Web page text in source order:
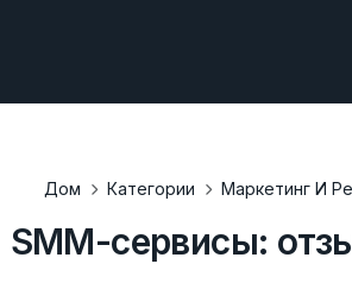
Дом Категории Маркетинг И
SMM-сервисы: